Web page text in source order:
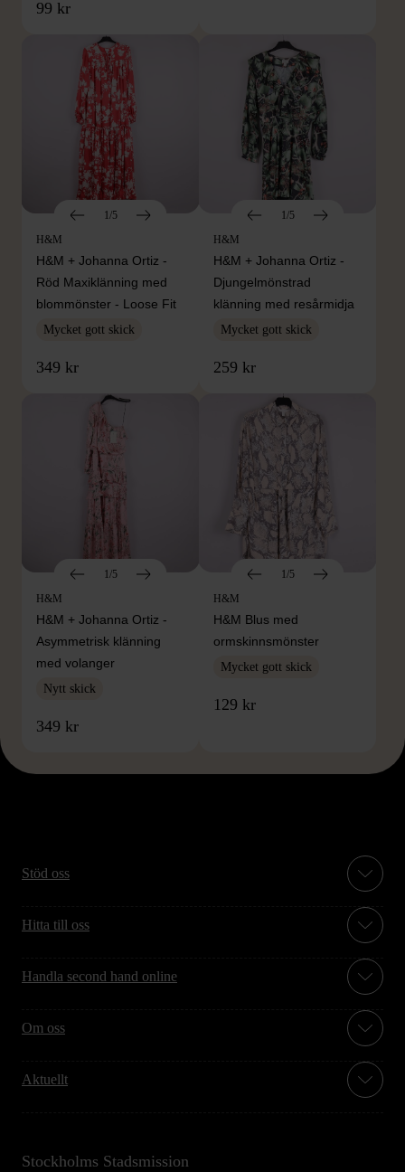
99 kr
1/5
H&M
H&M + Johanna Ortiz -
Röd Maxiklänning med
blommönster - Loose Fit
Mycket gott skick
349 kr
1/5
H&M
H&M + Johanna Ortiz -
Djungelmönstrad
klänning med resårmidja
Mycket gott skick
259 kr
1/5
H&M
H&M + Johanna Ortiz -
Asymmetrisk klänning
med volanger
Nytt skick
349 kr
1/5
H&M
H&M Blus med
ormskinnsmönster
Mycket gott skick
129 kr
Stöd oss
Hitta till oss
Handla second hand online
Om oss
Aktuellt
Stockholms Stadsmission